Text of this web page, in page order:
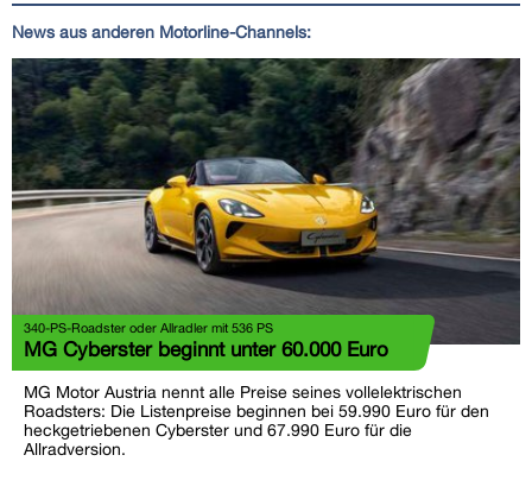
News aus anderen Motorline-Channels:
340-PS-Roadster oder Allradler mit 536 PS
MG Cyberster beginnt unter 60.000 Euro
MG Motor Austria nennt alle Preise seines vollelektrischen
Roadsters: Die Listenpreise beginnen bei 59.990 Euro für den
heckgetriebenen Cyberster und 67.990 Euro für die
Allradversion.